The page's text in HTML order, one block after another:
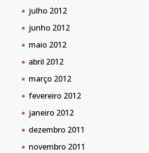
julho 2012
junho 2012
maio 2012
abril 2012
março 2012
fevereiro 2012
janeiro 2012
dezembro 2011
novembro 2011